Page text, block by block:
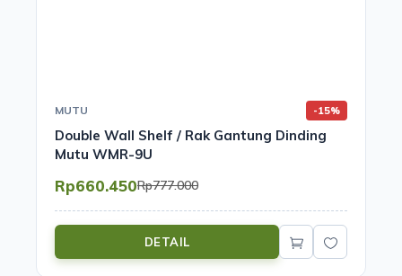
MUTU -15%
Double Wall Shelf / Rak Gantung Dinding
Mutu WMR-9U
Rp660.450Rp777.000
DETAIL